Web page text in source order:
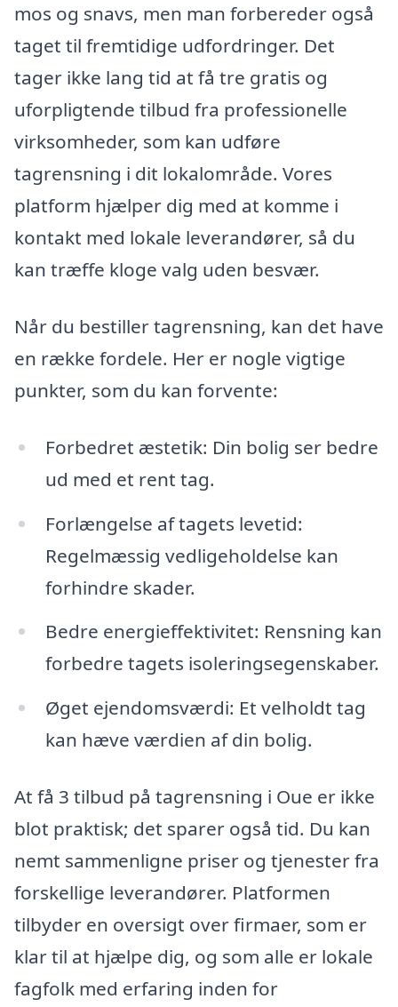
mos og snavs, men man forbereder også
taget til fremtidige udfordringer. Det
tager ikke lang tid at få tre gratis og
uforpligtende tilbud fra professionelle
virksomheder, som kan udføre
tagrensning i dit lokalområde. Vores
platform hjælper dig med at komme i
kontakt med lokale leverandører, så du
kan træffe kloge valg uden besvær.
Når du bestiller tagrensning, kan det have
en række fordele. Her er nogle vigtige
punkter, som du kan forvente:
Forbedret æstetik: Din bolig ser bedre
ud med et rent tag.
Forlængelse af tagets levetid:
Regelmæssig vedligeholdelse kan
forhindre skader.
Bedre energieffektivitet: Rensning kan
forbedre tagets isoleringsegenskaber.
Øget ejendomsværdi: Et velholdt tag
kan hæve værdien af din bolig.
At få 3 tilbud på tagrensning i Oue er ikke
blot praktisk; det sparer også tid. Du kan
nemt sammenligne priser og tjenester fra
forskellige leverandører. Platformen
tilbyder en oversigt over firmaer, som er
klar til at hjælpe dig, og som alle er lokale
fagfolk med erfaring inden for